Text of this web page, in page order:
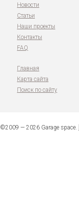
Новости
Статьи
Наши проекты
Контакты
FAQ
Главная
Карта сайта
Поиск по сайту
©2009 — 2026 Garage space.